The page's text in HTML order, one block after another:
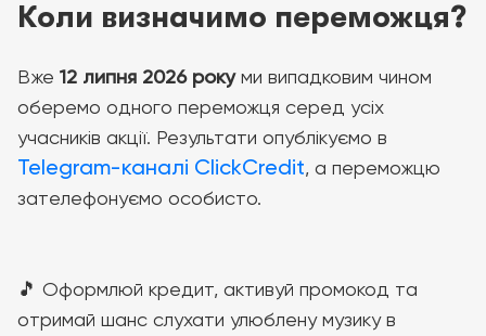
Коли визначимо переможця?
Вже 12 липня 2026 рокуми випадковим чином
оберемо одного переможця серед усіх
учасників акції. Результати опублікуємо в
Telegram-каналі ClickCredit, а переможцю
зателефонуємо особисто.
🎵 Оформлюй кредит, активуй промокод та
отримай шанс слухати улюблену музику в